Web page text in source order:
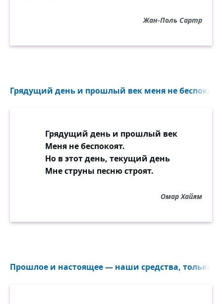
Жан-Поль Сартр
Грядущий день и прошлый век меня не
Грядущий день и прошлый век
Меня не беспокоят.
Но в этот день, текущий день
Мне струны песню строят.
Омар Хайям
Прошлое и настоящее — наши средства, только